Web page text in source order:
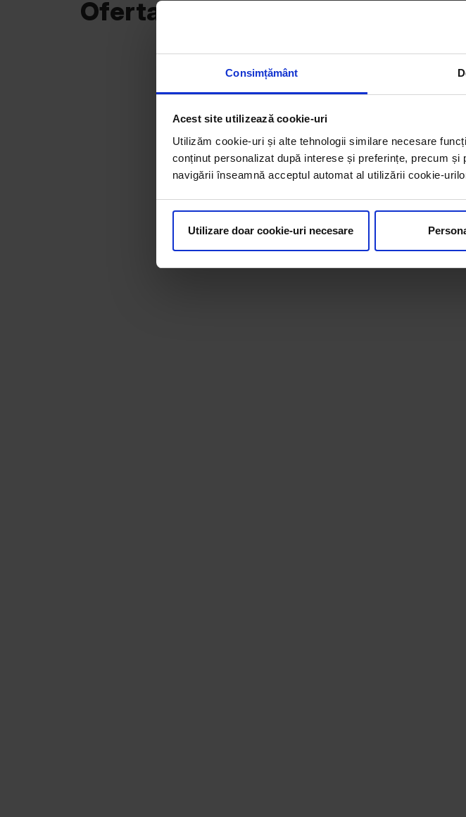
Consimțământ
Acest site utilizează cookie-uri
Utilizăm cookie-uri și alte tehnologii similare necesare
conținut personalizat după interese și preferințe, precum
navigării înseamnă acceptul automat al utilizării cookie-
Utilizare doar cookie-uri necesare
Oferta curentă